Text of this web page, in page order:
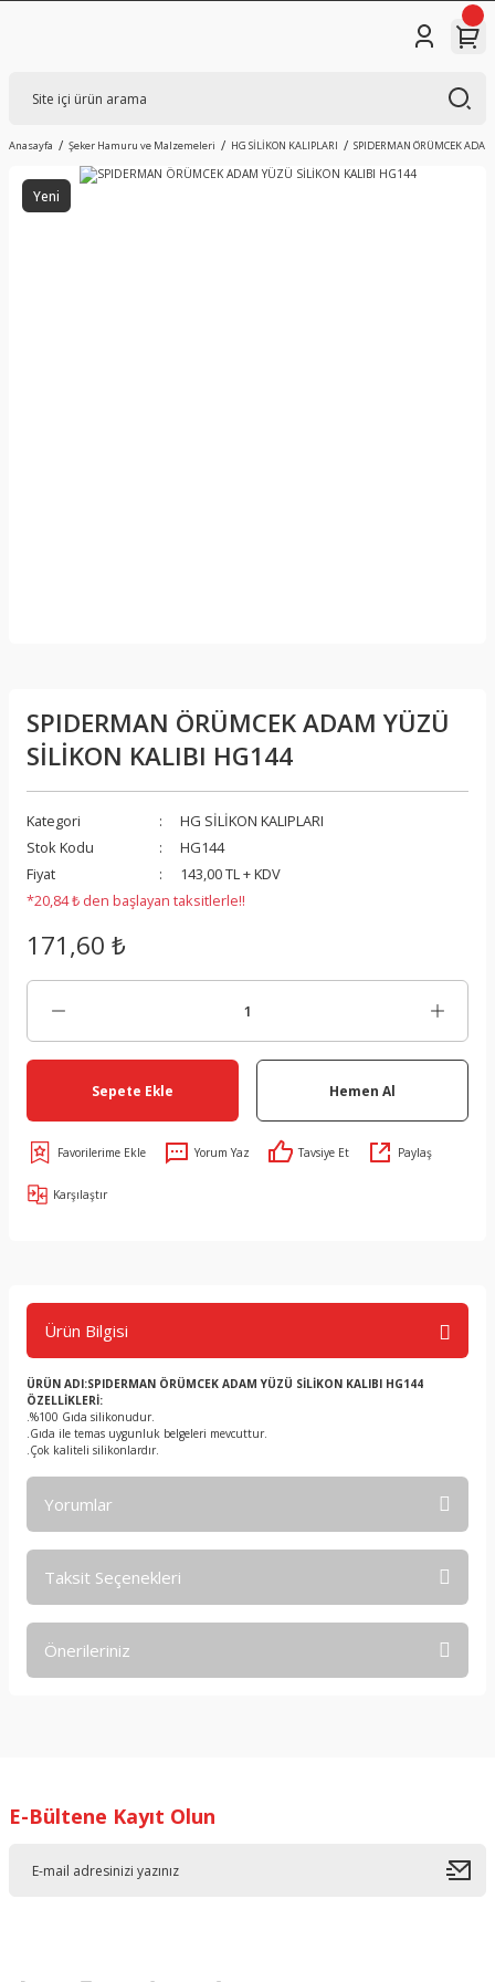
Anasayfa Şeker Hamuru ve Malzemeleri HG SİLİKON KALIPLARI SPIDERMAN ÖRÜMCEK
Yeni
SPIDERMAN ÖRÜMCEK ADAM YÜZÜ
SİLİKON KALIBI HG144
Kategori
HG SİLİKON KALIPLARI
Stok Kodu
HG144
Fiyat
143,00 TL + KDV
*20,84 ₺ den başlayan taksitlerle!!
171,60 ₺
Sepete Ekle Hemen Al
Yorum Yaz Tavsiye Et Paylaş
Karşılaştır
Ürün Bilgisi
ÜRÜN ADI:SPIDERMAN ÖRÜMCEK ADAM YÜZÜ SİLİKON KALIBI HG144
ÖZELLİKLERİ:
.%100 Gıda silikonudur.
.Gıda ile temas uygunluk belgeleri mevcuttur.
.Çok kaliteli silikonlardır.
Yorumlar
Taksit Seçenekleri
Önerileriniz
Ürün resmi kalitesiz, bozuk veya görüntülenemiyor.
E-Bültene Kayıt Olun